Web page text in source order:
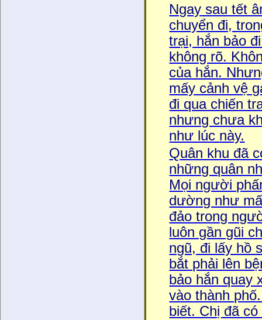
Ngay sau tết
chuyển đi,
trại, hắn bảo
không rõ.
của hắn.
mấy cảnh vệ
đi qua chiến
nhưng chưa
như lúc này.
Quân khu đã
những quân
Mọi người
dường như
đảo trong
luôn gần gũi
ngũ, đi lấy hồ
bắt phải lên
bảo hắn quay
vào thành
biết. Chị đã